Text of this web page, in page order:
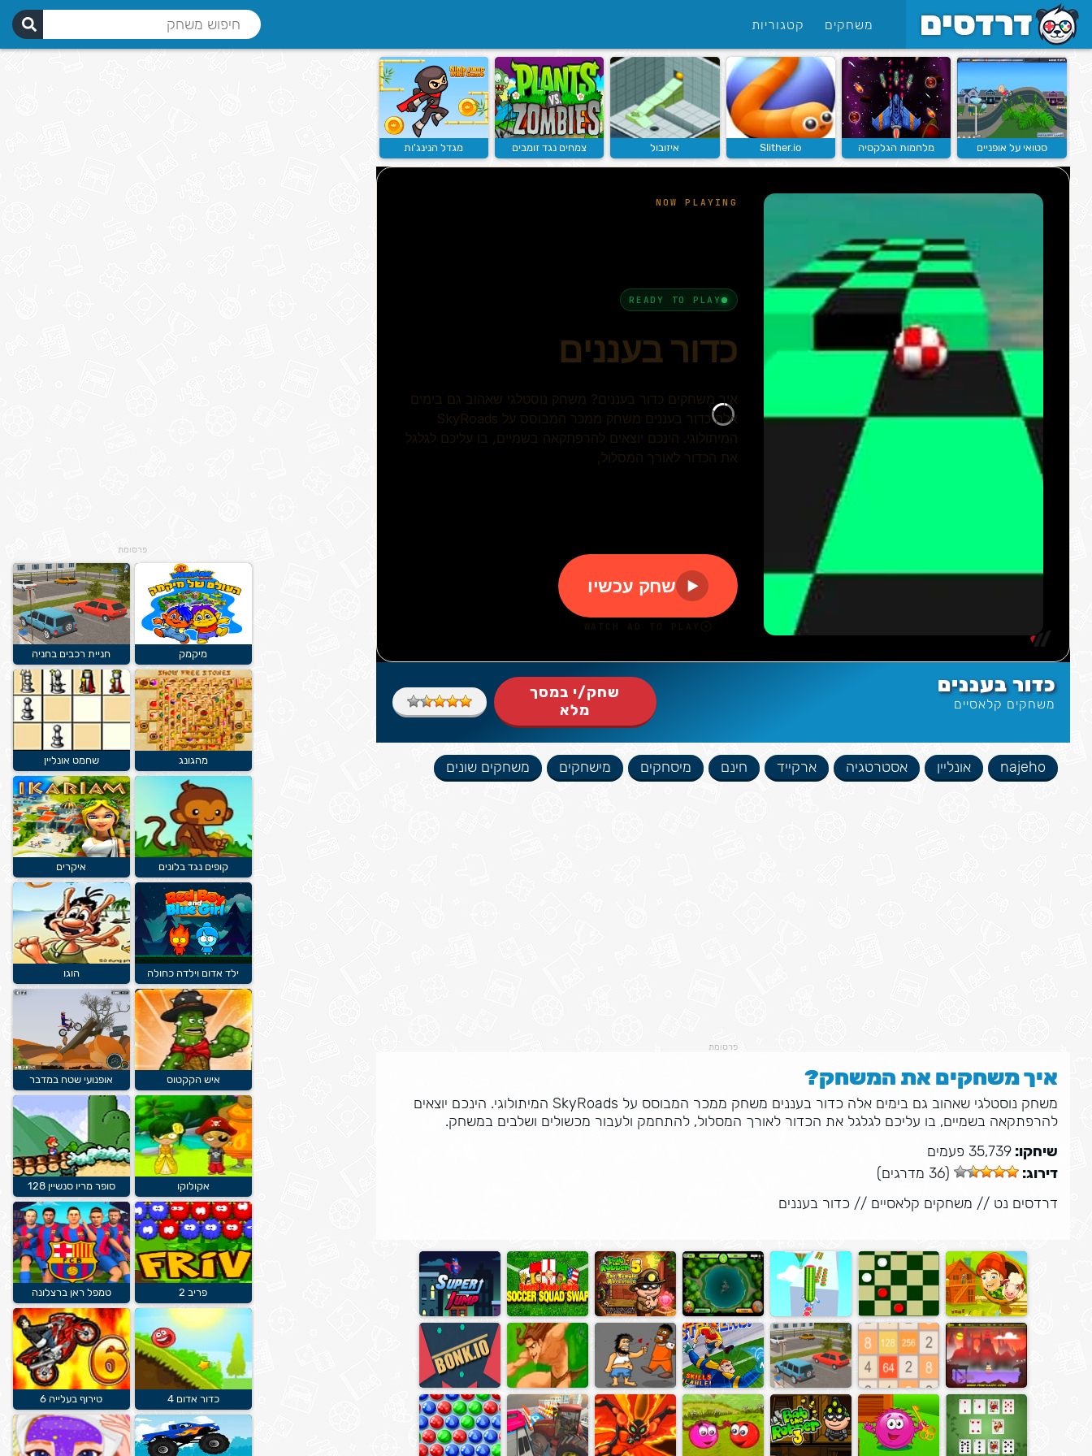
משחקים קטגוריות
סטואי על אופניים מלחמות הגלקסיה Slither.io איזובול צמחים נגד זומבים מגדל הנינג'ות
כדור בעננים
משחקים קלאסיים
שחק/י במסך
מלא
najeho אונליין אסטרטגיה ארקייד חינם מיסחקים מישחקים משחקים שונים
פרסומת
איך משחקים את המשחק?
משחק נוסטלגי שאהוב גם בימים אלה כדור בעננים משחק ממכר המבוסס על SkyRoads המיתולוגי. הינכם יוצאים
להרפתקאה בשמיים, בו עליכם לגלגל את הכדור לאורך המסלול, להתחמק ולעבור מכשולים ושלבים במשחק.
שיחקו:35,739 פעמים
דירוג:
(36 מדרגים)
דרדסים נט // משחקים קלאסיים // כדור בעננים
פרסומת
מיקמק חניית רכבים בחניה
מהגונג שחמט אונליין
קופים נגד בלונים איקרים
ילד אדום וילדה כחולה הוגו
איש הקקטוס אופנועי שטח במדבר
אקולוקו סופר מריו סנשיין 128
פריב 2 טמפל ראן ברצלונה
כדור אדום 4 טירוף בעלייה 6